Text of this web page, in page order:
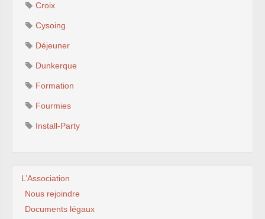
Croix
Cysoing
Déjeuner
Dunkerque
Formation
Fourmies
Install-Party
L’Association
Nous rejoindre
Documents légaux